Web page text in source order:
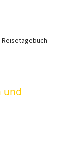
Reisetagebuch -
und